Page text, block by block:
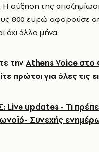
Η αύξηση της
800 ευρώ αφορούσε
όχι άλλο μήνα.
την Athens Voice στο
πρώτοι για όλες τις
updates - Τι
Συνεχής